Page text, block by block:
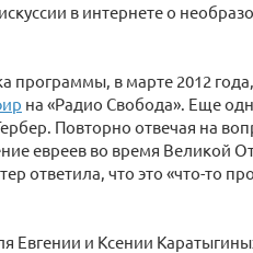
в интернете о
программы, в марте 2012
на «Радио Свобода». Еще
Повторно отвечая на
евреев во время Великой
ответила, что это «что-то
Евгении и Ксении